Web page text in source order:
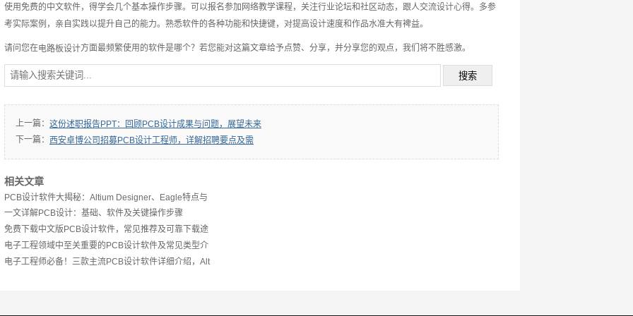
使用免费的中文软件，得学会几个基本操作步骤。可以报名参加网络教学课程，关注行业论坛和社区动态，跟人交流设计心得。多参
考实际案例，亲自实践以提升自己的能力。熟悉软件的各种功能和快捷键，对提高设计速度和作品水准大有裨益。
请问您在电路板设计方面最频繁使用的软件是哪个？若您能对这篇文章给予点赞、分享，并分享您的观点，我们将不胜感激。
上一篇： 这份述职报告PPT：回顾PCB设计成果与问题，展望未来
下一篇： 西安卓博公司招募PCB设计工程师，详解招聘要点及需
相关文章
PCB设计软件大揭秘：Altium Designer、Eagle特点与
一文详解PCB设计：基础、软件及关键操作步骤
免费下载中文版PCB设计软件，常见推荐及可靠下载途
电子工程领域中至关重要的PCB设计软件及常见类型介
电子工程师必备！三款主流PCB设计软件详细介绍，Alt